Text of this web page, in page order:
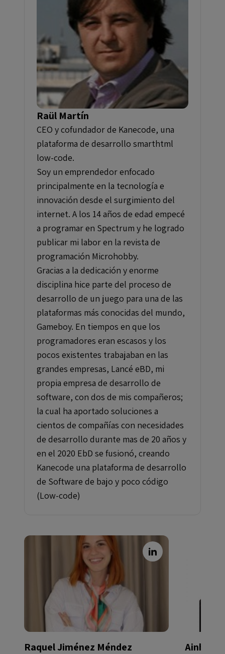
Raül Martín
CEO y cofundador de Kanecode, una
plataforma de desarrollo smarthtml
low-code.
Soy un emprendedor enfocado
principalmente en la tecnología e
innovación desde el surgimiento del
internet. A los 14 años de edad empecé
a programar en Spectrum y he logrado
publicar mi labor en la revista de
programación Microhobby.
Gracias a la dedicación y enorme
disciplina hice parte del proceso de
desarrollo de un juego para una de las
plataformas más conocidas del mundo,
Gameboy. En tiempos en que los
programadores eran escasos y los
pocos existentes trabajaban en las
grandes empresas, Lancé eBD, mi
propia empresa de desarrollo de
software, con dos de mis compañeros;
la cual ha aportado soluciones a
cientos de compañías con necesidades
de desarrollo durante mas de 20 años y
en el 2020 EbD se fusionó, creando
Kanecode una plataforma de desarrollo
de Software de bajo y poco código
(Low-code)
Raquel Jiménez Méndez Ainhoa